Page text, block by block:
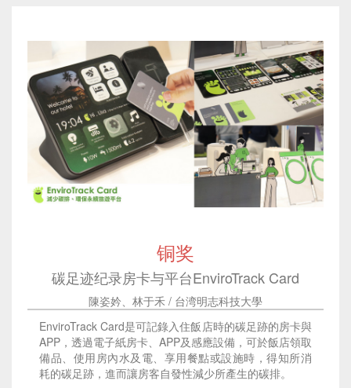
铜奖
碳足迹纪录房卡与平台EnviroTrack Card
陳姿妗、林于禾 / 台湾明志科技大學
EnviroTrack Card是可記錄入住飯店時的碳足跡的房卡與
APP，透過電子紙房卡、APP及感應設備，可於飯店領取
備品、使用房內水及電、享用餐點或設施時，得知所消
耗的碳足跡，進而讓房客自發性減少所產生的碳排。